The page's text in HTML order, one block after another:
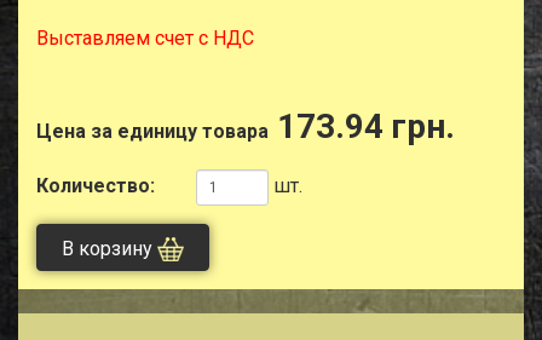
Выставляем счет с НДС
Цена за единицу товара 173.94 грн.
Количество: шт.
В корзину